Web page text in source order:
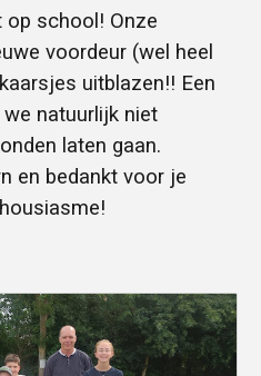
op school! Onze
voordeur (wel heel
uitblazen!! Een
natuurlijk niet
laten gaan.
en bedankt voor je